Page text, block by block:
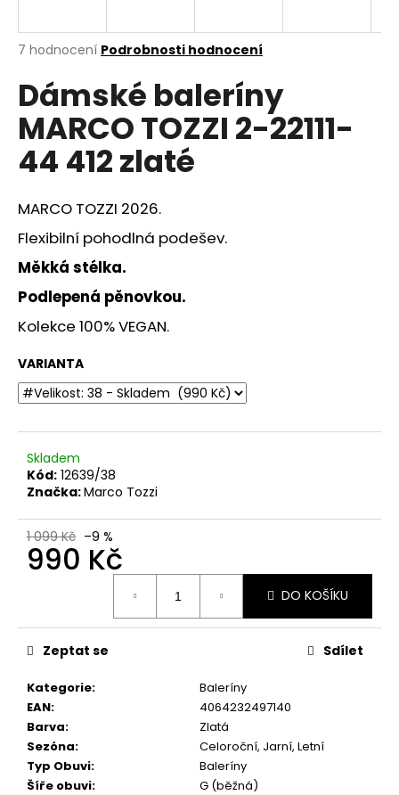
Průměrné
produktu
je
3,6
hvězdiček.
7 hodnocení Podrobnosti hodnocení
Dámské baleríny
MARCO TOZZI 2-22111-
44 412 zlaté
MARCO TOZZI 2026.
Flexibilní pohodlná podešev.
Měkká stélka.
Podlepená pěnovkou.
Kolekce 100% VEGAN.
VARIANTA
Skladem
Kód: 12639/38
Značka:Marco Tozzi
1 099 Kč –9 %
990 Kč
DO KOŠÍKU
Kategorie:
Baleríny
EAN:
4064232497140
Barva:
Zlatá
Sezóna:
Celoroční, Jarní, Letní
Typ Obuvi:
Baleríny
Šíře obuvi:
G (běžná)
Zeptat se Sdílet
j
t
?
o
p
r
u
č
e
m
e
DÁMSKÉ
SANDÁLY
RIEKER
910182
BÉŽOVÉ
880
Kč
Původně:
199
Kč